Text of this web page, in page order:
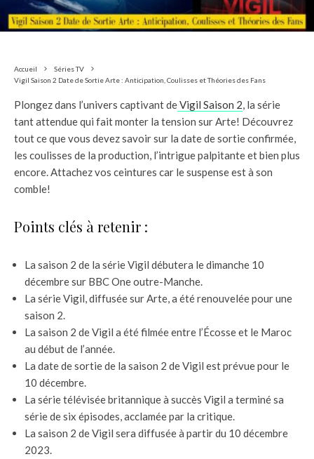
Accueil
Séries TV
Vigil Saison 2 Date de Sortie Arte : Anticipation, Coulisses et Théories des Fans
Plongez dans l’univers captivant deVigil Saison 2 , la série
tant attendue qui fait monter la tension sur Arte! Découvrez
tout ce que vous devez savoir sur la date de sortie confirmée,
les coulisses de la production, l’intrigue palpitante et bien plus
encore. Attachez vos ceintures car le suspense est à son
comble!
Points clés à retenir :
La saison 2 de la série Vigil débutera le dimanche 10
décembre sur BBC One outre-Manche.
La série Vigil, diffusée sur Arte, a été renouvelée pour une
saison 2.
La saison 2 de Vigil a été filmée entre l’Écosse et le Maroc
au début de l’année.
La date de sortie de la saison 2 de Vigil est prévue pour le
10 décembre.
La série télévisée britannique à succès Vigil a terminé sa
série de six épisodes, acclamée par la critique.
La saison 2 de Vigil sera diffusée à partir du 10 décembre
2023.